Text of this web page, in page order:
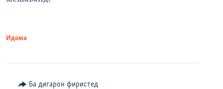
Идома
Ба дигарон фиристед